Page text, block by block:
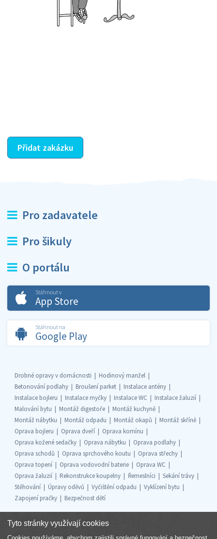
Přidat zakázku
Pro zadavatele
Pro šikuly
O portálu
Stáhnout v
App Store
Stáhnout na
Google Play
Drobné opravy v domácnosti
Hodinový manžel
Betonování podlahy
Broušení parket
Instalace antény
Instalace bojleru
Instalace myčky Instalace WC
Instalace žaluzií
Malování bytu
Montáž digestoře
Montáž kuchyně
Montáž nábytku
Montáž odpadu Montáž okapů
Montáž skříně
Oprava bojleru
Oprava dveří
Oprava komínu
Oprava kožené sedačky
Oprava nábytku
Oprava podlahy
Oprava schodů
Oprava sprchového koutu
Oprava střechy
Oprava topení
Oprava vodovodní baterie
Oprava WC
Oprava žaluzií
Rekonstrukce koupelny Řemeslníci
Sekání trávy
Stěhování
Úpravy oděvů Vyčištění odpadu
Vyklízení bytu
Zapojení pračky
Bezpečnost dětí
Tyto stránky využívají cookies